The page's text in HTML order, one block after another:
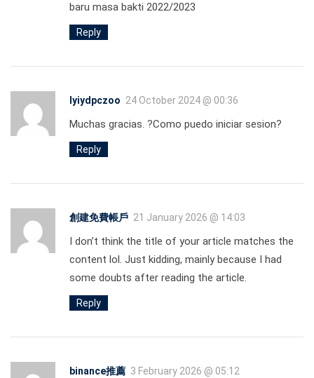
baru masa bakti 2022/2023
Reply
lyiydpczoo 24 October 2024 @ 00:36
Muchas gracias. ?Como puedo iniciar sesion?
Reply
創建免費帳戶 21 January 2026 @ 14:03
I don’t think the title of your article matches the
content lol. Just kidding, mainly because I had
some doubts after reading the article.
Reply
binance推薦 3 February 2026 @ 05:12